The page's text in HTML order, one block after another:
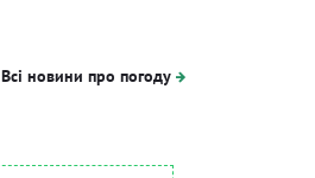
Всі новини про погоду